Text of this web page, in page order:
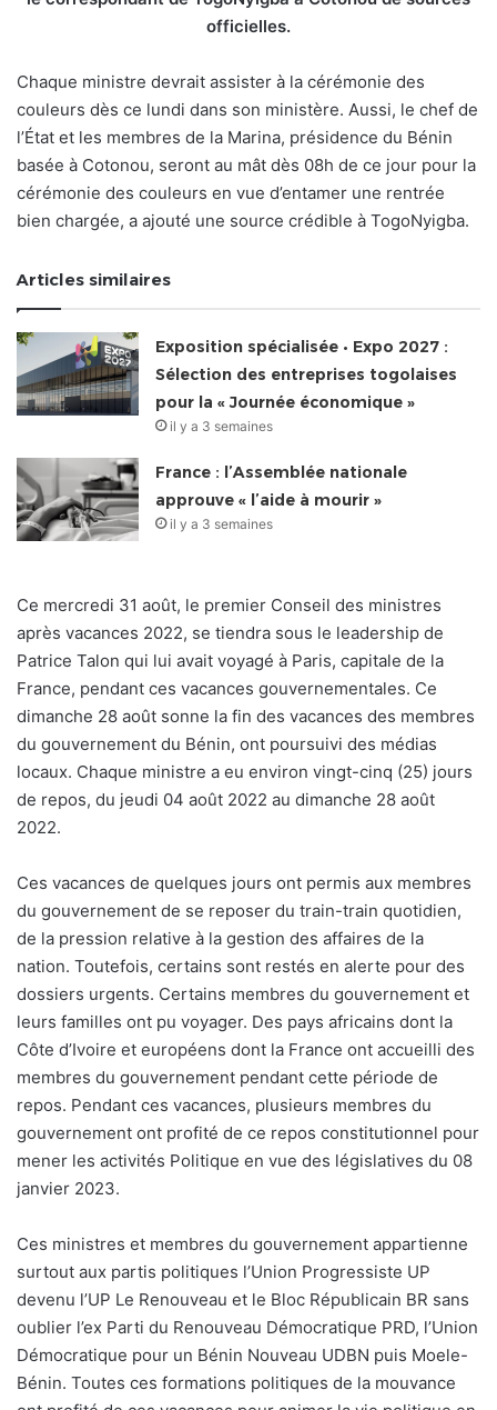
officielles.
Chaque ministre devrait assister à la cérémonie des
couleurs dès ce lundi dans son ministère. Aussi, le chef de
l’État et les membres de la Marina, présidence du Bénin
basée à Cotonou, seront au mât dès 08h de ce jour pour la
cérémonie des couleurs en vue d’entamer une rentrée
bien chargée, a ajouté une source crédible à TogoNyigba.
Articles similaires
Exposition spécialisée • Expo 2027 :
Sélection des entreprises togolaises
pour la « Journée économique »
il y a 3 semaines
France : l’Assemblée nationale
approuve « l’aide à mourir »
il y a 3 semaines
Ce mercredi 31 août, le premier Conseil des ministres
après vacances 2022, se tiendra sous le leadership de
Patrice Talon qui lui avait voyagé à Paris, capitale de la
France, pendant ces vacances gouvernementales. Ce
dimanche 28 août sonne la fin des vacances des membres
du gouvernement du Bénin, ont poursuivi des médias
locaux. Chaque ministre a eu environ vingt-cinq (25) jours
de repos, du jeudi 04 août 2022 au dimanche 28 août
2022.
Ces vacances de quelques jours ont permis aux membres
du gouvernement de se reposer du train-train quotidien,
de la pression relative à la gestion des affaires de la
nation. Toutefois, certains sont restés en alerte pour des
dossiers urgents. Certains membres du gouvernement et
leurs familles ont pu voyager. Des pays africains dont la
Côte d’Ivoire et européens dont la France ont accueilli des
membres du gouvernement pendant cette période de
repos. Pendant ces vacances, plusieurs membres du
gouvernement ont profité de ce repos constitutionnel pour
mener les activités Politique en vue des législatives du 08
janvier 2023.
Ces ministres et membres du gouvernement appartienne
surtout aux partis politiques l’Union Progressiste UP
devenu l’UP Le Renouveau et le Bloc Républicain BR sans
oublier l’ex Parti du Renouveau Démocratique PRD, l’Union
Démocratique pour un Bénin Nouveau UDBN puis Moele-
Bénin. Toutes ces formations politiques de la mouvance